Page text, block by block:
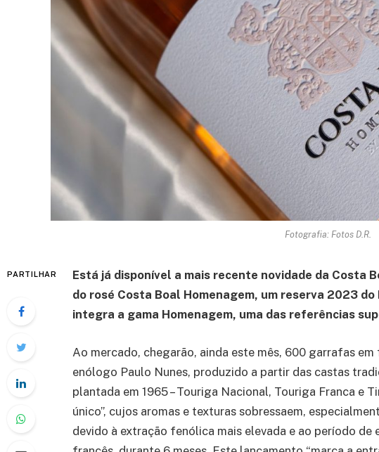
Fotografia: Fotos D.R.
PARTILHAR
Está já disponível a mais recente novidade da Costa
do rosé Costa Boal Homenagem, um reserva 2023
integra a gama Homenagem, uma das referências
Ao mercado, chegarão, ainda este mês, 600 garrafas
enólogo Paulo Nunes, produzido a partir das castas
plantada em 1965 – Touriga Nacional, Touriga Franca e
único”, cujos aromas e texturas sobressaem,
devido à extração fenólica mais elevada e ao período de